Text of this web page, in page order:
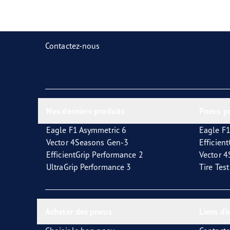
Contactez-nous
Eagle F1 Asymmetric 6
Vector 4Seasons Gen-3
EfficientGrip Performance 2
UltraGrip Performance 3
Eagle
Vector
Tire